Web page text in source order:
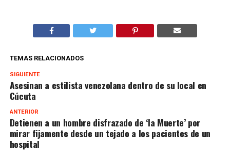
TEMAS RELACIONADOS
SIGUIENTE
Asesinan a estilista venezolana dentro de su local en
Cúcuta
ANTERIOR
Detienen a un hombre disfrazado de ‘la Muerte’ por
mirar fijamente desde un tejado a los pacientes de un
hospital